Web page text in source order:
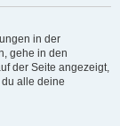
in der
gehe in den
der Seite angezeigt,
alle deine